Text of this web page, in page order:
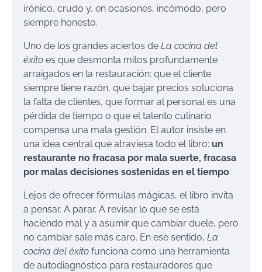
irónico, crudo y, en ocasiones, incómodo, pero
siempre honesto.
Uno de los grandes aciertos de La cocina del
éxito es que desmonta mitos profundamente
arraigados en la restauración: que el cliente
siempre tiene razón, que bajar precios soluciona
la falta de clientes, que formar al personal es una
pérdida de tiempo o que el talento culinario
compensa una mala gestión. El autor insiste en
una idea central que atraviesa todo el libro: un
restaurante no fracasa por mala suerte, fracasa
por malas decisiones sostenidas en el tiempo.
Lejos de ofrecer fórmulas mágicas, el libro invita
a pensar. A parar. A revisar lo que se está
haciendo mal y a asumir que cambiar duele, pero
no cambiar sale más caro. En ese sentido, La
cocina del éxito funciona como una herramienta
de autodiagnóstico para restauradores que